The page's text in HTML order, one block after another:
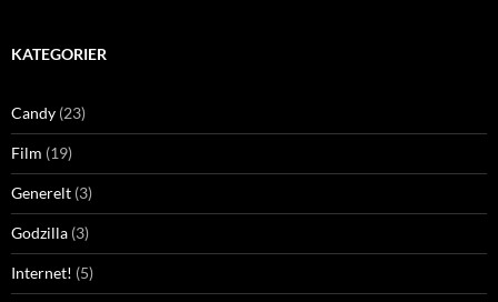
KATEGORIER
Candy (23)
Film (19)
Generelt (3)
Godzilla (3)
Internet! (5)